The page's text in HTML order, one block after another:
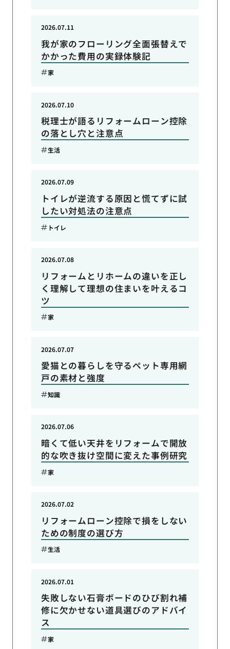
我が家のフローリング全面張替えで
かかった費用の実録体験記
2026.07.11
家
税理士が語るリフォームローン控除
の落とし穴と注意点
2026.07.10
生活
トイレが逆流する原因と慌てずに試
したい対処法の注意点
2026.07.09
トイレ
リフォームとリホームの違いを正し
く理解して理想の住まいを叶えるコ
ツ
2026.07.08
家
愛猫との暮らしを守るペット専用網
戸の素材と強度
2026.07.07
知識
暗くて低い天井をリフォームで開放
的な吹き抜け空間に変えた事例研究
2026.07.06
家
リフォームローン控除で損をしない
ための制度の選び方
2026.07.02
生活
失敗しない石膏ボードのひび割れ補
修に欠かせない道具選びのアドバイ
ス
2026.07.01
家